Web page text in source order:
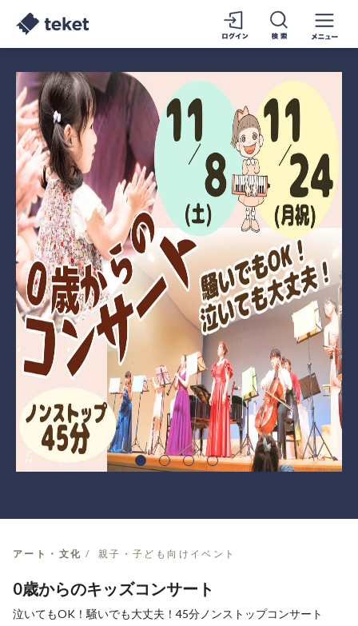
アート・文化 親子・子ども向けイベント
0歳からのキッズコンサート
泣いてもOK！騒いでも大丈夫！45分ノンストップコンサート